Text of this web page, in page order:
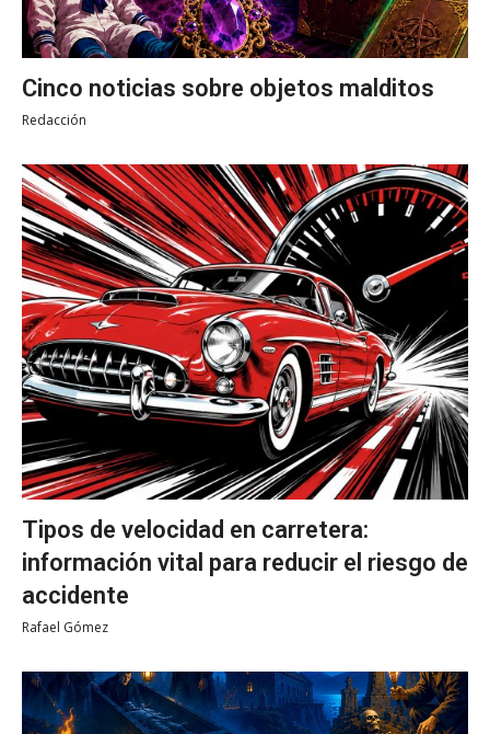
Cinco noticias sobre objetos malditos
Redacción
Tipos de velocidad en carretera:
información vital para reducir el riesgo de
accidente
Rafael Gómez